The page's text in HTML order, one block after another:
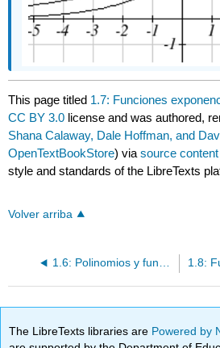
This page titled 1.7: Funciones
CC BY 3.0 license and was authored,
Shana Calaway, Dale Hoffman, and
OpenTextBookStore) viasource content
style and standards of the LibreTexts
Volver arriba
1.6: Polinomios y funciones racionales
The LibreTexts libraries are Powered by